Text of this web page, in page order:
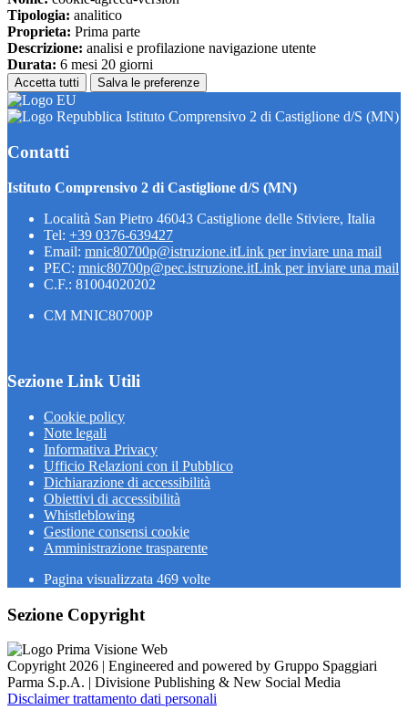
Tipologia: analitico
Proprieta: Prima parte
Descrizione: analisi e profilazione navigazione utente
Durata: 6 mesi 20 giorni
Accetta tutti Salva le preferenze
Istituto Comprensivo 2 di Castiglione d/S (MN)
Contatti
Istituto Comprensivo 2 di Castiglione d/S (MN)
Località San Pietro 46043 Castiglione delle Stiviere, Italia
Tel: +39 0376-639427
Email: mnic80700p@istruzione.itLink per inviare una mail
PEC: mnic80700p@pec.istruzione.itLink per inviare una mail
C.F.: 81004020202
CM MNIC80700P
Sezione Link Utili
Cookie policy
Note legali
Informativa Privacy
Ufficio Relazioni con il Pubblico
Dichiarazione di accessibilità
Obiettivi di accessibilità
Whistleblowing
Gestione consensi cookie
Amministrazione trasparente
Pagina visualizzata 469 volte
Sezione Copyright
Copyright 2026 | Engineered and powered by Gruppo Spaggiari
Parma S.p.A. | Divisione Publishing & New Social Media
Disclaimer trattamento dati personali